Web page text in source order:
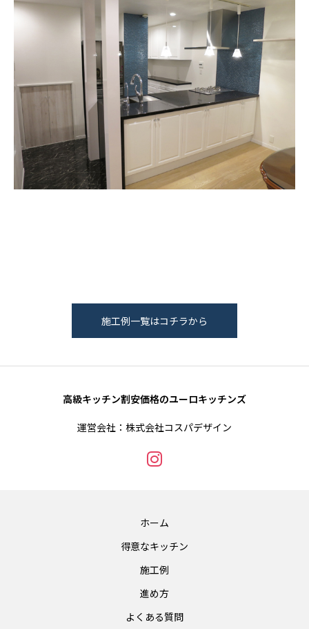
施工例一覧はコチラから
高級キッチン割安価格のユーロキッチンズ
運営会社：株式会社コスパデザイン
ホーム
得意なキッチン
施工例
進め方
よくある質問